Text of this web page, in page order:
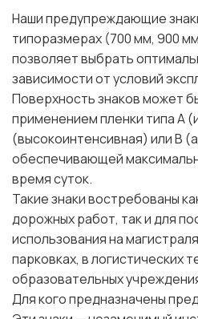
Наши предупреждающие
типоразмерах (700 мм, 900
позволяет выбрать
зависимости от условий
Поверхность знаков может
применением пленки типа А
(высокоинтенсивная) или В
обеспечивающей
время суток.
Такие знаки востребованы
дорожных работ, так и для
использования на
парковках, в логистических
образовательных
Для кого предназначены